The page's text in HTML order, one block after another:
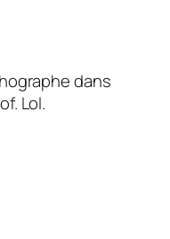
dans
Lol.